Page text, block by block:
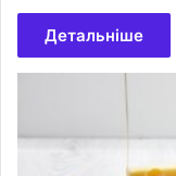
Детальніше